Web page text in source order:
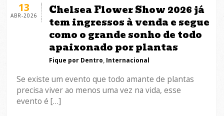
13
ABR-2026
Chelsea Flower Show 2026 já
tem ingressos à venda e segue
como o grande sonho de todo
apaixonado por plantas
Fique por Dentro, Internacional
Se existe um evento que todo amante de plantas
precisa viver ao menos uma vez na vida, esse
evento é […]